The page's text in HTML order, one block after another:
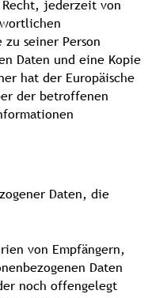
Recht, jederzeit von
seiner Person
Daten und eine Kopie
hat der Europäische
der betroffenen
Daten, die
von Empfängern,
Daten
noch offengelegt